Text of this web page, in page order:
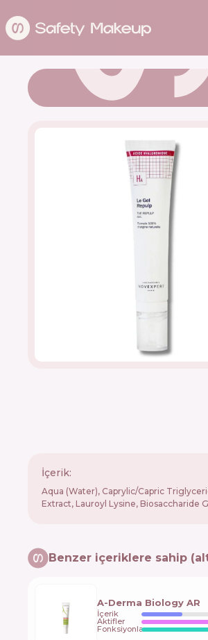
İçerik:
Aqua (Water), Caprylic/Capric
Extract, Lauroyl Lysine, Biosaccharide
Benzer içeriklere sahip
A-Derma Biology AR
İçerik
Aktifler
Fonksiyonlar